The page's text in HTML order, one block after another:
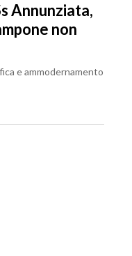
Annunziata,
non
e ammodernamento